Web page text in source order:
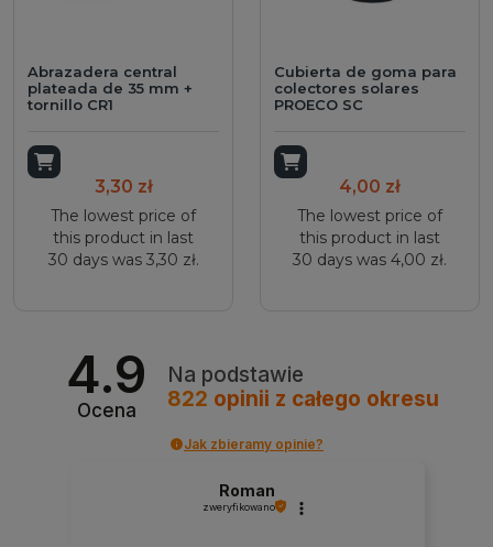
Abrazadera central
plateada de 35 mm +
tornillo CR1
Add to cart
3,30 zł
The lowest price of
this product in last
30 days was 3,30 zł.
Cubierta de goma para
colectores solares
PROECO SC
Add to cart
4,00 zł
The lowest price of
this product in last
30 days was 4,00 zł.
4.9
Ocena
Na podstawie
822 opinii z całego okresu
Jak zbieramy opinie?
Roman
zweryfikowano